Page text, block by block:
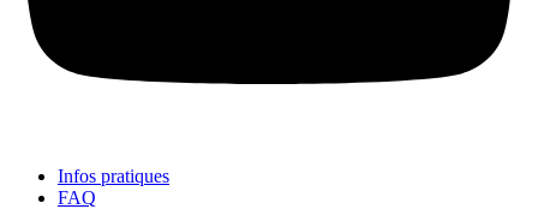
Infos pratiques
FAQ